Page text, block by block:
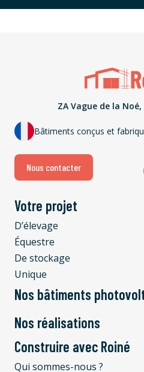
ZA Vague de la
Nous contacter
Bâtiments conçus et
Votre projet
D’élevage
Équestre
De stockage
Unique
Nos bâtiments
Nos réalisations
Construire avec Roiné
Qui sommes-nous ?